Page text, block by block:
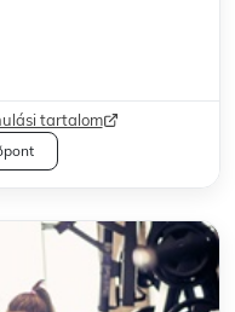
tartalom